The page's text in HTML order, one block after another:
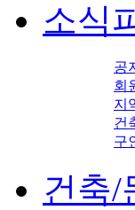
소식
공
회
지
건
구
건축/